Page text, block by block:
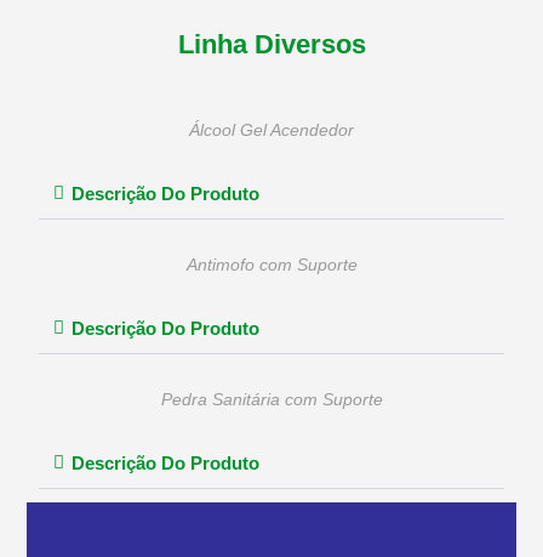
Linha Diversos
Álcool Gel Acendedor
Descrição Do Produto
Antimofo com Suporte
Descrição Do Produto
Pedra Sanitária com Suporte
Descrição Do Produto